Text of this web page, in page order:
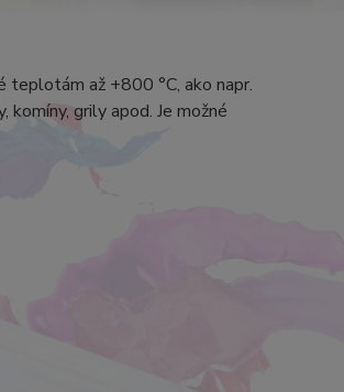
teplotám až +800 °C, ako napr.
grily apod. Je možné